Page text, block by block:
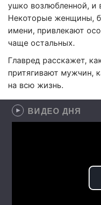
ушко возлюбленной, и
Некоторые женщины,
имени, привлекают
чаще остальных.
Главред расскажет,
притягивают мужчин,
на всю жизнь.
ВИДЕО ДНЯ